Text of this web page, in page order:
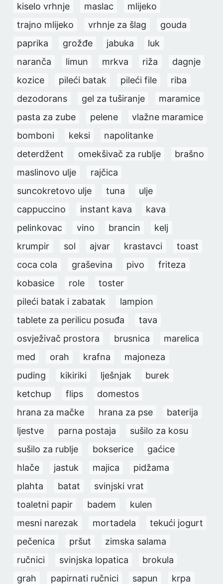
kiselo vrhnje
maslac
mlijeko
trajno mlijeko
vrhnje za šlag
gouda
paprika
grožđe jabuka
luk
naranča
limun mrkva riža
dagnje
kozice
pileći batak pileći file
riba
dezodorans
gel za tuširanje
maramice
pasta za zube
pelene
vlažne maramice
bomboni
keksi
napolitanke
deterdžent
omekšivač za rublje
brašno
maslinovo ulje
rajčica
suncokretovo ulje
tuna
ulje
cappuccino
instant kava
kava
pelinkovac
vino brancin
kelj
krumpir
sol ajvar krastavci
toast
coca cola
graševina pivo
friteza
kobasice
role
toster
pileći batak i zabatak
lampion
tablete za perilicu posuđa
tava
osvježivač prostora
brusnica
marelica
med
orah krafna
majoneza
puding
kikiriki lješnjak
burek
ketchup
flips
domestos
hrana za mačke
hrana za pse
baterija
ljestve
parna postaja
sušilo za kosu
sušilo za rublje
bokserice
gaćice
hlače
jastuk majica
pidžama
plahta
batat
svinjski vrat
toaletni papir
badem
kulen
mesni narezak
mortadela
tekući jogurt
pečenica
pršut
zimska salama
ručnici
svinjska lopatica
brokula
grah
papirnati ručnici sapun
krpa